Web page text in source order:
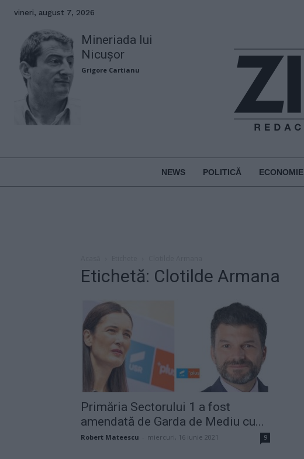
vineri, august 7, 2026
Mineriada lui
Nicușor
Grigore Cartianu
NEWS POLITICĂ ECONOMIE
Etichetă: Clotilde Armana
Primăria Sectorului 1 a fost
amendată de Garda de Mediu cu...
Robert Mateescu miercuri, 16 iunie 2021 9